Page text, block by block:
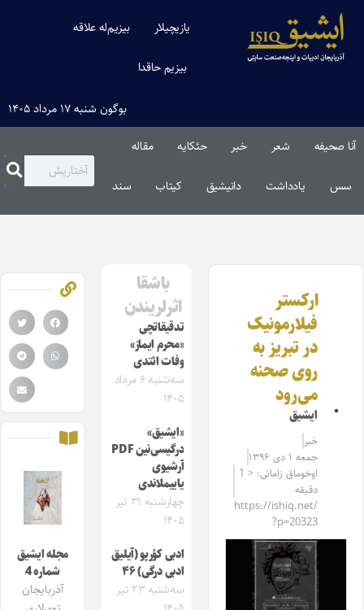
یازیچیلار بیزیم‌له علاقه
بیزیم حاقدا
بوگون شنبه ۱۷ مرداد ۱۴۰۵
آنا صحیفه شعر خبر حئکایه مقاله‌
سس یادداشت دانیشیق کیتاب سند
ارکستر
فیلارمونیک
در تبریز به
روی صحنه
می‌رود
ایشیق
خبر
جمعه ۱ دی ۱۳۹۶
اوخوماق زامانی: < 1
دقیقه
https://ishiq.net/
?p=20323
باشقا
اثرلریندن
تدقیقاتچی
«محرم ایماز»
وفات ائتدی
سه‌شنبه ۶ مرداد
۱۴۰۵
«ایشیق»
درگیسی‌نین PDF
آرشیوی
یاییملاندی
چهارشنبه ۳۱ تیر
۱۴۰۵
ادبی کؤرپو (آیلیق
ادبی درگی) ۴۶
سه‌شنبه ۲۳ تیر
مجله ایشیق
شماره 4
آذربایجان